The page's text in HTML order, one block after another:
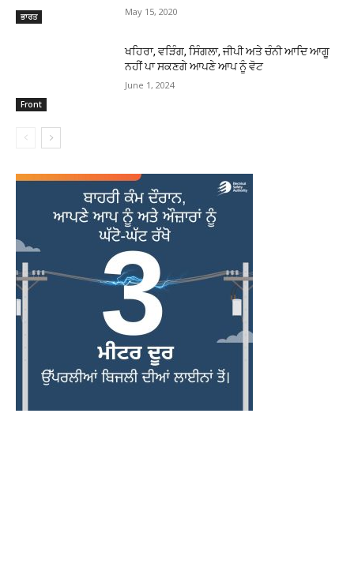
ਭਾਰਤ May 15, 2020
Front
ਖਹਿਰਾ, ਵੜਿੰਗ, ਸਿੰਗਲਾ, ਜੀਪੀ ਅਤੇ ਚੰਨੀ ਆਦਿ ਆਗੂ
ਨਹੀਂ ਪਾ ਸਕਣਗੇ ਆਪਣੇ ਆਪ ਨੂੰ ਵੋਟ
June 1, 2024